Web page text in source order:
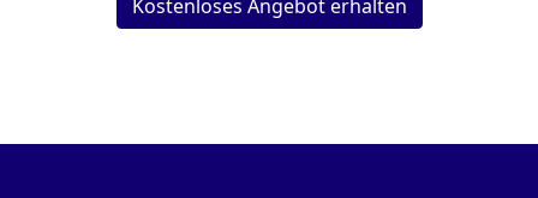
Kostenloses Angebot erhalten